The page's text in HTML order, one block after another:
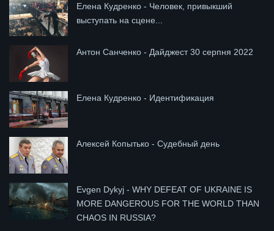
Елена Кудренко - Человек, привыкший
выступать на сцене...
Антон Санченко - Дайджест 30 серпня 2022
Елена Кудренко - Идентификация
Алексей Копытько - Судебный день
Evgen Dykyj - WHY DEFEAT OF UKRAINE IS
MORE DANGEROUS FOR THE WORLD THAN
CHAOS IN RUSSIA?